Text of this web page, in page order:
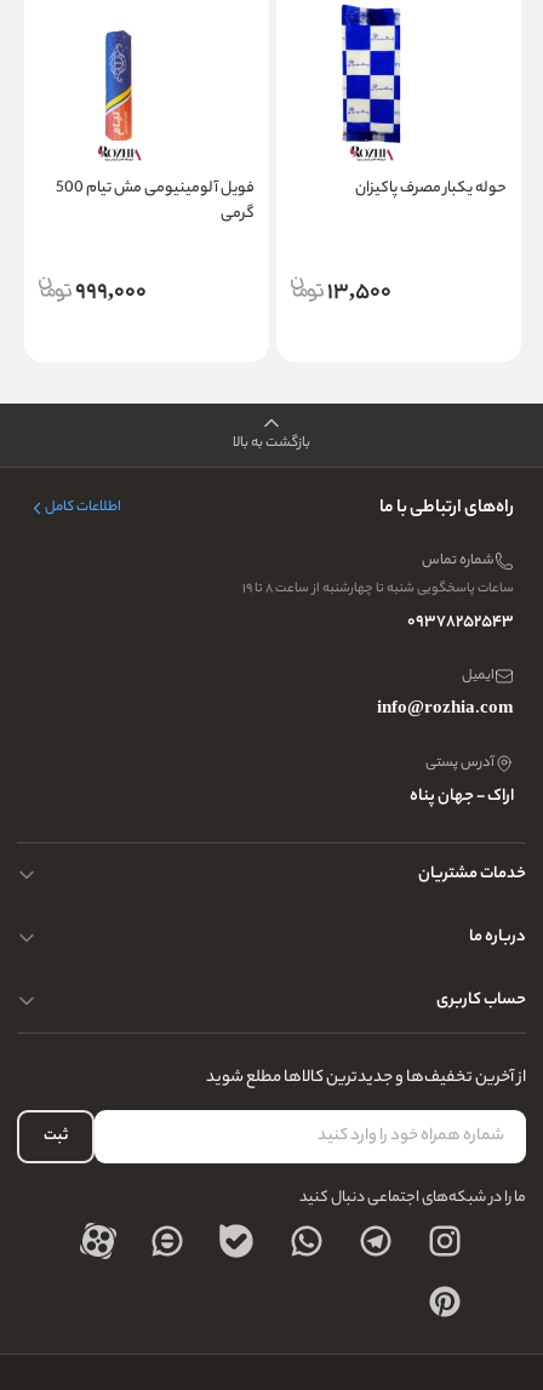
حوله یکبار مصرف پاکیزان
13,500
فویل آلومینیومی مش تیام 500
گرمی
999,000
بازگشت به بالا
راه‌های ارتباطی با ما اطلاعات کامل
شماره تماس
ساعات پاسخگویی شنبه تا چهارشنبه از ساعت ۸ تا ۱۹
09378252543
ایمیل
info@rozhia.com
آدرس پستی
اراک - جهان پناه
خدمات مشتریان
حریم خصوصی کاربران
تماس با ما
درباره ما
سوالات متداول
آدرس فروشگاه
نحوه ارسال کالا
نحوه بازگشت کالا
درباره ما
حساب کاربری
لیست علاقه‌مندی
حساب کاربری
از آخرین تخفیف‌ها و جدیدترین کالاها مطلع شوید
ثبت
ما را در شبکه‌های اجتماعی دنبال کنید